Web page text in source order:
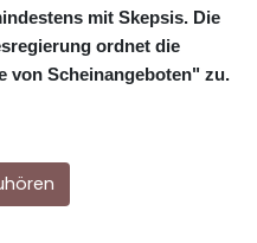
mit Skepsis. Die
ordnet die
von Scheinangeboten" zu.